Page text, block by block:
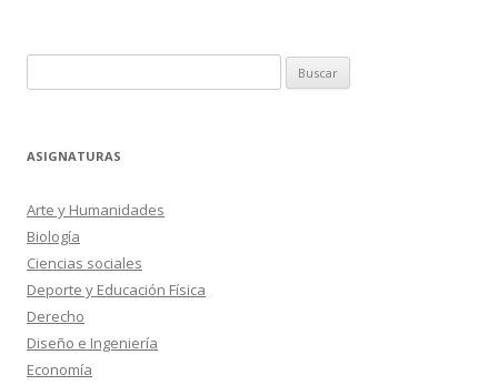
ASIGNATURAS
Arte y Humanidades
Biología
Ciencias sociales
Deporte y Educación Física
Derecho
Diseño e Ingeniería
Economía